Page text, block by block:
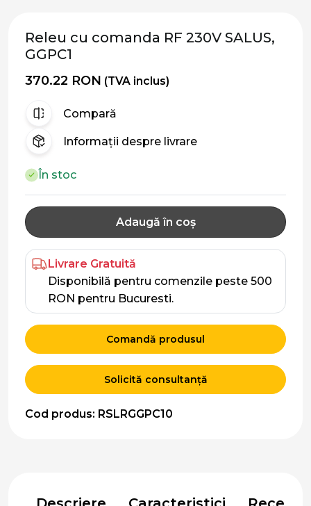
Releu cu comanda RF 230V SALUS,
GGPC1
370.22 RON (TVA inclus)
Compară
Informații despre livrare
În stoc
Adaugă în coș
Livrare Gratuită
Disponibilă pentru comenzile peste 500
RON pentru Bucuresti.
Comandă produsul
Solicită consultanță
Cod produs: RSLRGGPC10